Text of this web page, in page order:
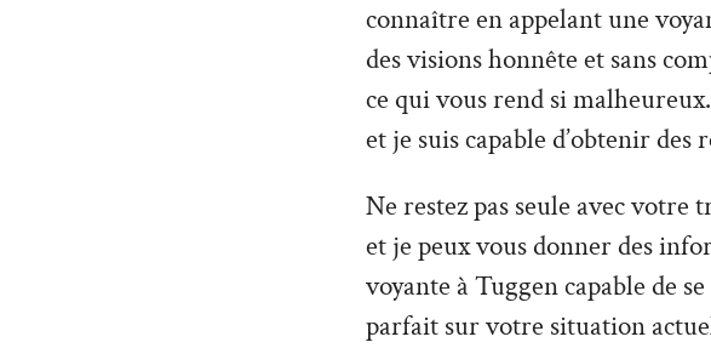
connaître en appelant une
des visions honnête et sans
ce qui vous rend si
et je suis capable d’obtenir
Ne restez pas seule avec votre
et je peux vous donner des
voyante à Tuggen capable de
parfait sur votre situation